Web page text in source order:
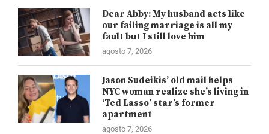
Dear Abby: My husband acts like
our failing marriage is all my
fault but I still love him
agosto 7, 2026
Jason Sudeikis’ old mail helps
NYC woman realize she’s living in
‘Ted Lasso’ star’s former
apartment
agosto 7, 2026